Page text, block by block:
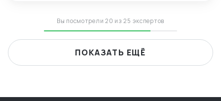
Вы посмотрели 20 из 25 экспертов
ПОКАЗАТЬ ЕЩЁ